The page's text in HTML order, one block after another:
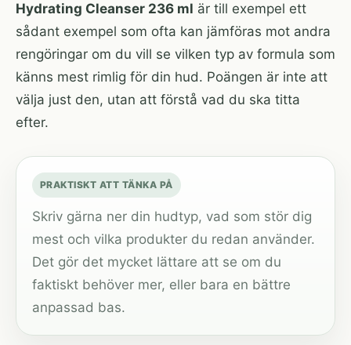
Hydrating Cleanser 236 ml är till exempel ett
sådant exempel som ofta kan jämföras mot andra
rengöringar om du vill se vilken typ av formula som
känns mest rimlig för din hud. Poängen är inte att
välja just den, utan att förstå vad du ska titta
efter.
PRAKTISKT ATT TÄNKA PÅ
Skriv gärna ner din hudtyp, vad som stör dig
mest och vilka produkter du redan använder.
Det gör det mycket lättare att se om du
faktiskt behöver mer, eller bara en bättre
anpassad bas.